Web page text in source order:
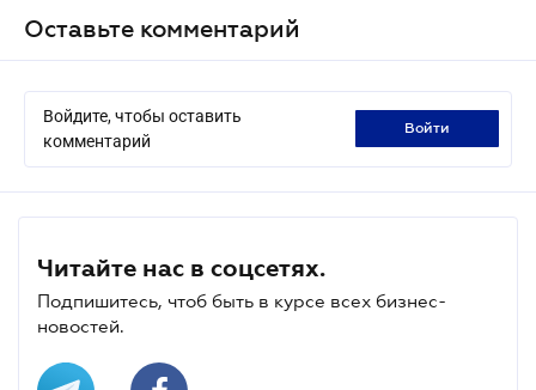
Оставьте комментарий
Войдите, чтобы оставить
комментарий
войти
Читайте нас в соцсетях.
Подпишитесь, чтоб быть в курсе всех бизнес-
новостей.